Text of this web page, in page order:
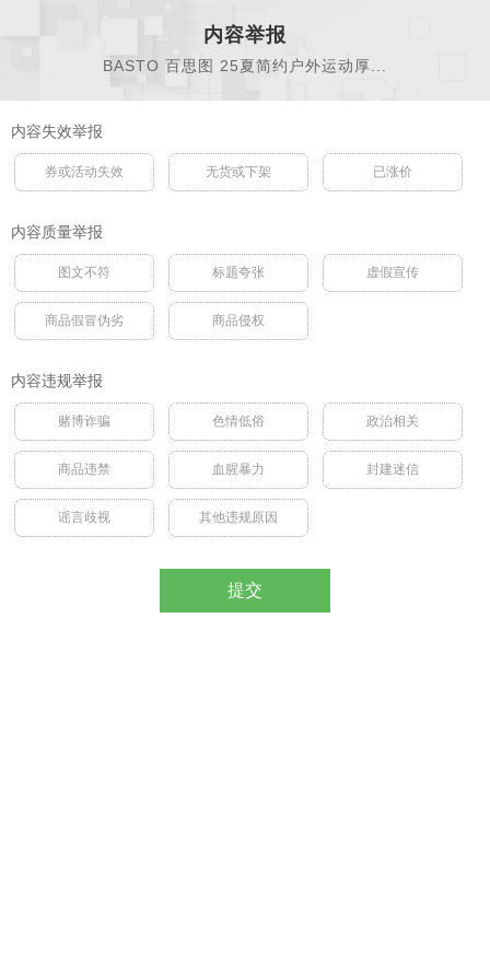
内容举报
BASTO 百思图 25夏简约户外运动厚...
内容失效举报
券或活动失效 无货或下架 已涨价
内容质量举报
图文不符 标题夸张 虚假宣传
商品假冒伪劣 商品侵权
内容违规举报
赌博诈骗 色情低俗 政治相关
商品违禁 血腥暴力 封建迷信
谣言歧视 其他违规原因
提交